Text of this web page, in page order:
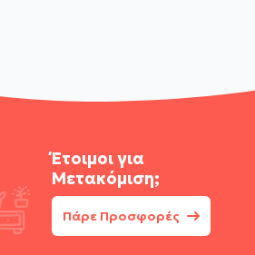
Έτοιμοι για
Μετακόμιση;
Πάρε Προσφορές